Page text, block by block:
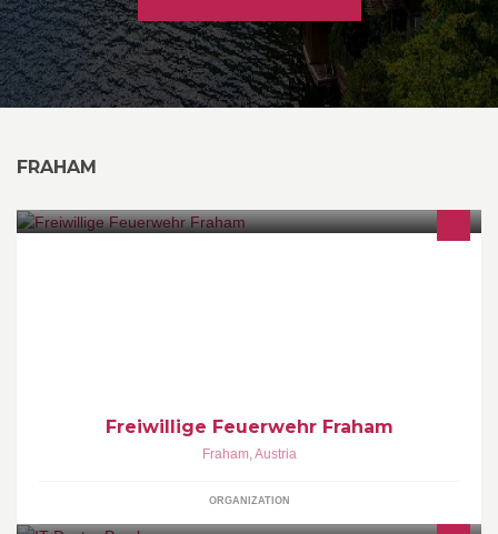
FRAHAM
Freiwillige Feuerwehr Fraham
Fraham,Austria
ORGANIZATION